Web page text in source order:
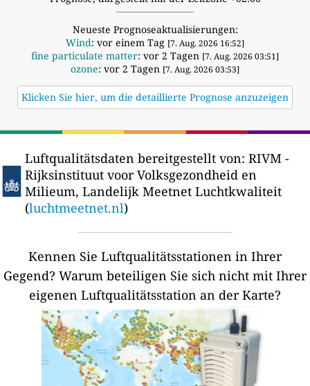
Neueste Prognoseaktualisierungen:
Wind: vor einem Tag [7. Aug. 2026 16:52]
fine particulate matter: vor 2 Tagen [7. Aug. 2026 03:51]
ozone: vor 2 Tagen [7. Aug. 2026 03:53]
Klicken Sie hier, um die detaillierte Prognose anzuzeigen
Luftqualitätsdaten bereitgestellt von: RIVM -
Rijksinstituut voor Volksgezondheid en
Milieum, Landelijk Meetnet Luchtkwaliteit
(luchtmeetnet.nl)
Kennen Sie Luftqualitätsstationen in Ihrer
Gegend? Warum beteiligen Sie sich nicht mit Ihrer
eigenen Luftqualitätsstation an der Karte?